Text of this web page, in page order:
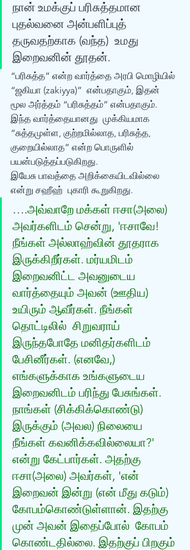
நான் உமக்குப் பரிசுத்தமான
புதல்வனை அன்பளிப்புத்
தருவதற்காக (வந்த)  உமது
இறைவனின் தூதன்.
“பரிசுத்த” என்ற வார்த்தை அரபி மொழியில்
“ஜகியா (zakiyya)”  என்பதாகும், இதன்
மூல அர்த்தம் “பரிசுத்தம்” என்பதாகும்.
இந்த வார்த்தையானது  முக்கியமாக
“சுத்தமுள்ள, குற்றமில்லாத, பரிசுத்த,
குறையில்லாத” என்ற பொருளில்
பயன்படுத்தப்படுகிறது.
இயேசு பாவத்தை அறிக்கையிடவில்லை
என்று சஹீஹ்  புகாரி கூறுகிறது.
….அவ்வாறே மக்கள் ஈசா(அலை)
அவர்களிடம் சென்று, 'ஈசாவே!
நீங்கள் அல்லாஹ்வின் தூதராக
இருக்கிறீர்கள். மர்யமிடம்
இறைவனிட்ட அவனுடைய
வார்த்தையும் அவன் (ஊதிய)
உயிரும் ஆவீர்கள். நீங்கள்
தொட்டிலில்  சிறுவராய்
இருந்தபோதே மனிதர்களிடம்
பேசினீர்கள். (எனவே,)
எங்களுக்காக உங்களுடைய
இறைவனிடம் பரிந்து பேசுங்கள்.
நாங்கள் (சிக்கிக்கொண்டு)
இருக்கும் (அவல) நிலையை
நீங்கள் கவனிக்கவில்லையா?'
என்று கேட்பார்கள். அதற்கு
ஈசா(அலை) அவர்கள், 'என்
இறைவன் இன்று (என் மீது கடும்)
கோபம்கொண்டுள்ளான். இதற்கு
முன் அவன் இதைப்போல்  கோபம்
கொண்டதில்லை. இதற்குப் பிறகும்